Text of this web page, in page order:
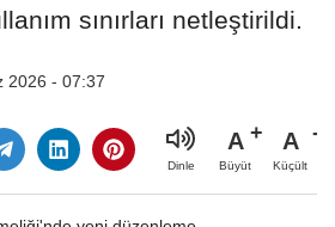
sınırları netleştirildi.
2026 - 07:37
Dinle
A
Büyüt
A
Küçült